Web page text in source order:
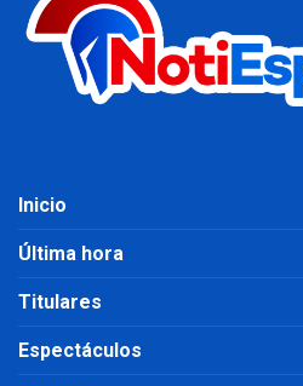
Inicio
Última hora
Titulares
Espectáculos